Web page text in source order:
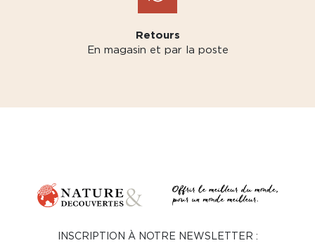
Retours
En magasin et par la poste
INSCRIPTION À NOTRE NEWSLETTER :